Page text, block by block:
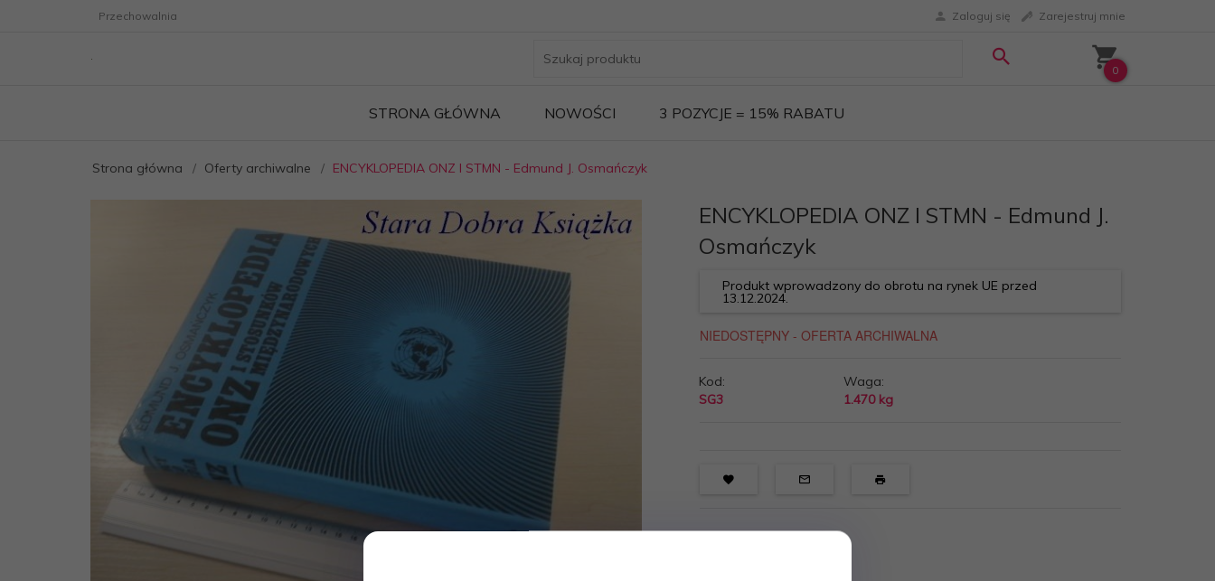
Przechowalnia Zaloguj się Zarejestruj mnie
0
STRONA GŁÓWNA NOWOŚCI 3 POZYCJE = 15% RABATU
Strona główna Oferty archiwalne ENCYKLOPEDIA ONZ I STMN - Edmund J. Osmańczyk
ENCYKLOPEDIA ONZ I STMN - Edmund J.
Osmańczyk
Produkt wprowadzony do obrotu na rynek UE przed
13.12.2024.
Kod:
SG3
Waga:
1.470 kg